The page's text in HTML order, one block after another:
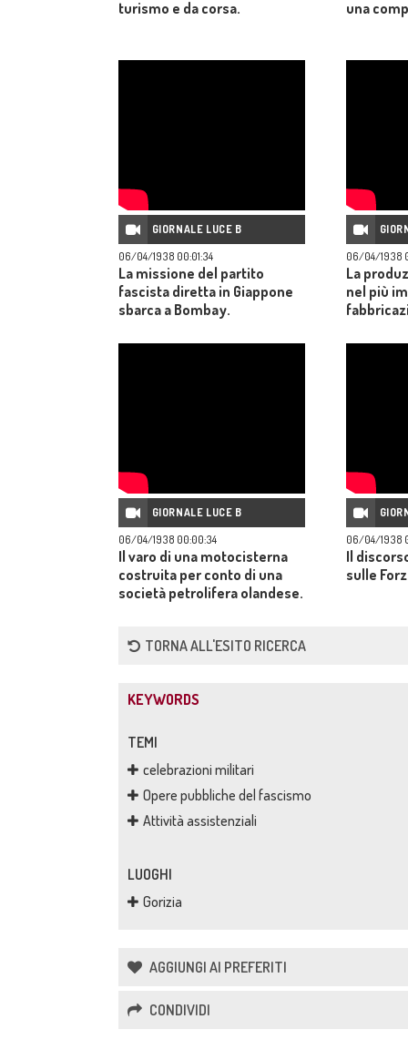
turismo e da corsa.
una
GIORNALE LUCE B
06/04/1938 00:01:34
La missione del partito
fascista diretta in Giappone
sbarca a Bombay.
06/04/1938
La
nel più
GIORNALE LUCE B
06/04/1938 00:00:34
Il varo di una motocisterna
costruita per conto di una
società petrolifera olandese.
06/04/1938
Il
sulle
TORNA ALL'ESITO RICERCA
KEYWORDS
TEMI
celebrazioni militari
Opere pubbliche del fascismo
Attività assistenziali
LUOGHI
Gorizia
AGGIUNGI AI PREFERITI
CONDIVIDI